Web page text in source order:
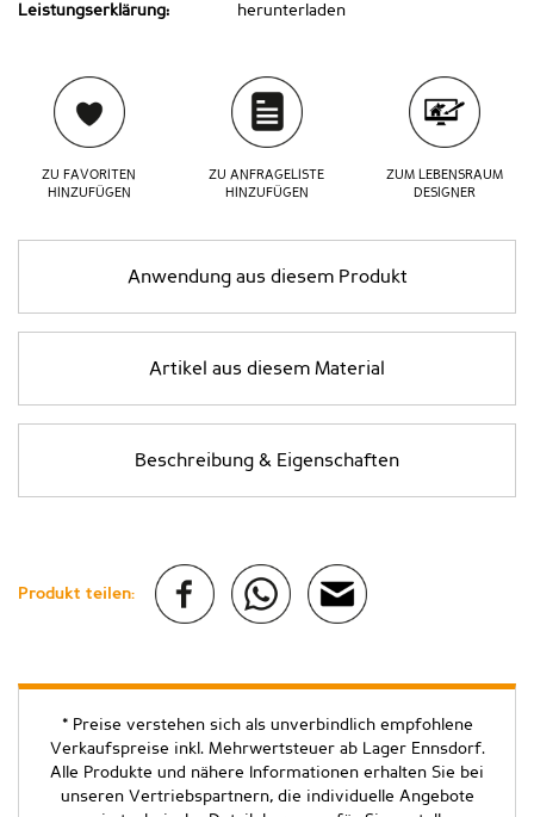
Leistungserklärung: herunterladen
ZU FAVORITEN
HINZUFÜGEN
ZU ANFRAGELISTE
HINZUFÜGEN
ZUM LEBENSRAUM
DESIGNER
Anwendung aus diesem Produkt
Artikel aus diesem Material
Beschreibung & Eigenschaften
Produkt teilen:
* Preise verstehen sich als unverbindlich empfohlene
Verkaufspreise inkl. Mehrwertsteuer ab Lager Ennsdorf.
Alle Produkte und nähere Informationen erhalten Sie bei
unseren Vertriebspartnern, die individuelle Angebote